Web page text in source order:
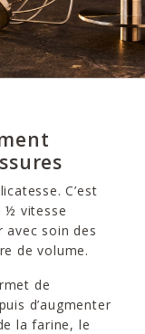
C’est
½ vitesse
avec soin des
de volume.
de
d’augmenter
la farine, le